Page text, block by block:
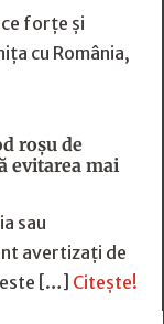
forțe și
cu România,
roșu de
evitarea mai
sau
avertizați de
[…] Citește!